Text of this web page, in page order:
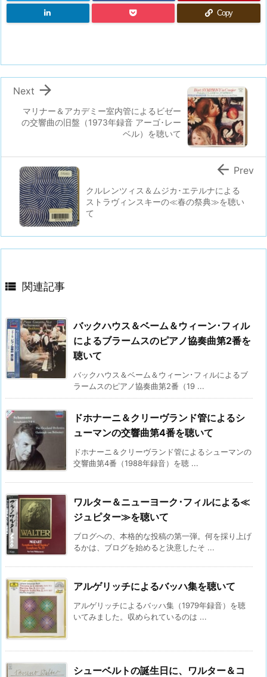
Copy
マリナー＆アカデミー室内管によるビゼー
の交響曲の旧盤（1973年録音 アーゴ･レー
ベル）を聴いて

Next
クルレンツィス＆ムジカ･エテルナによる
ストラヴィンスキーの≪春の祭典≫を聴い
て
 Prev
 関連記事
バックハウス＆ベーム＆ウィーン･フィル
によるブラームスのピアノ協奏曲第2番を
聴いて
バックハウス＆ベーム＆ウィーン･フィルによるブ
ラームスのピアノ協奏曲第2番（19 ...
ドホナーニ＆クリーヴランド管によるシ
ューマンの交響曲第4番を聴いて
ドホナーニ＆クリーヴランド管によるシューマンの
交響曲第4番（1988年録音）を聴 ...
ワルター＆ニューヨーク･フィルによる≪
ジュピター≫を聴いて
ブログへの、本格的な投稿の第一弾。何を採り上げ
るかは、ブログを始めると決意したそ ...
アルゲリッチによるバッハ集を聴いて
アルゲリッチによるバッハ集（1979年録音）を聴
いてみました。収められているのは ...
シューベルトの誕生日に、ワルター＆コ